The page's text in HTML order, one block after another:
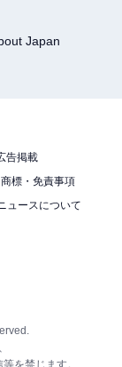
Japan
告掲載
標・免責事項
ュースについて